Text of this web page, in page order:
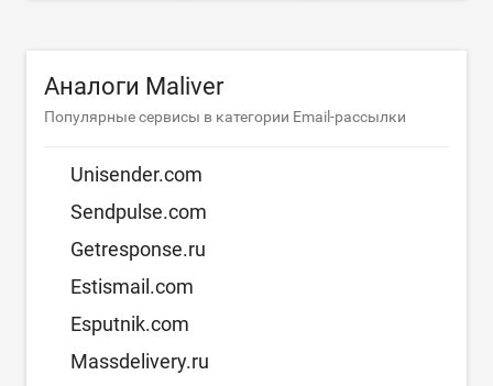
Аналоги Maliver
Популярные сервисы в категории Email-рассылки
Unisender.com
Sendpulse.com
Getresponse.ru
Estismail.com
Esputnik.com
Massdelivery.ru